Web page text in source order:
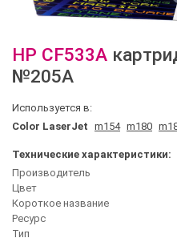
HP CF533A
№205A
Используется в:
Color LaserJet m154 m180
Технические характеристики:
Производитель
Цвет
Короткое название
Ресурс
Тип